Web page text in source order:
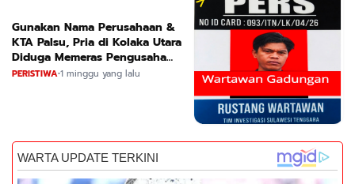
Gunakan Nama Perusahaan &
KTA Palsu, Pria di Kolaka Utara
Diduga Memeras Pengusaha
Tambang dan Minyak
PERISTIWA•1 minggu yang lalu